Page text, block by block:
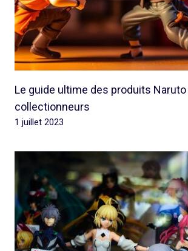
Le guide ultime des produits
collectionneurs
1 juillet 2023